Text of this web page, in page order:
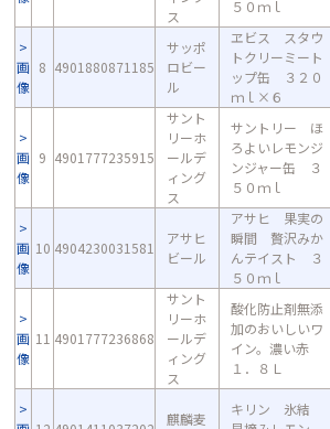
ス
５０ｍｌ
画
像
8 4901880871185
サッポ
ロビー
ル
ヱビス スタウ
トクリーミート
ップ缶 ３２０
ｍｌ×６
画
像
9 4901777235915
サント
リーホ
ールデ
ィング
ス
サントリー ほ
ろよいレモンジ
ンジャー缶 ３
５０ｍｌ
画
像
10 4904230031581
アサヒ
ビール
アサヒ 果実の
瞬間 贅沢みか
んテイスト ３
５０ｍｌ
画
像
11 4901777236868
サント
リーホ
ールデ
ィング
ス
酸化防止剤無添
加のおいしいワ
イン。濃い赤
１．８Ｌ
麒麟麦
キリン 氷結